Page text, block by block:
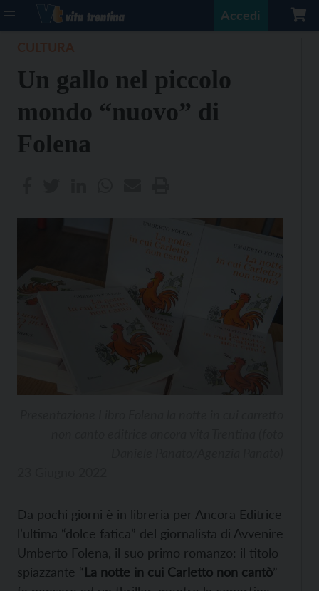
Accedi
Un gallo nel piccolo
mondo “nuovo” di
Folena
Da pochi giorni è in libreria per Ancora Editrice
l’ultima “dolce fatica” del giornalista di Avvenire
Umberto Folena, il suo primo romanzo: il titolo
spiazzante “La notte in cui Carletto non cantò”